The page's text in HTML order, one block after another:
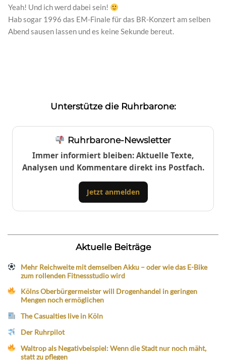
Yeah! Und ich werd dabei sein!
Hab sogar 1996 das EM-Finale für das BR-Konzert am selben
Abend sausen lassen und es keine Sekunde bereut.
Unterstütze die Ruhrbarone:
Ruhrbarone-Newsletter
Immer informiert bleiben: Aktuelle Texte,
Analysen und Kommentare direkt ins Postfach.
Jetzt anmelden
Aktuelle Beiträge
Mehr Reichweite mit demselben Akku – oder wie das E-Bike
zum rollenden Fitnessstudio wird
Kölns Oberbürgermeister will Drogenhandel in geringen
Mengen noch ermöglichen
The Casualties live in Köln
Der Ruhrpilot
Waltrop als Negativbeispiel: Wenn die Stadt nur noch mäht,
statt zu pflegen